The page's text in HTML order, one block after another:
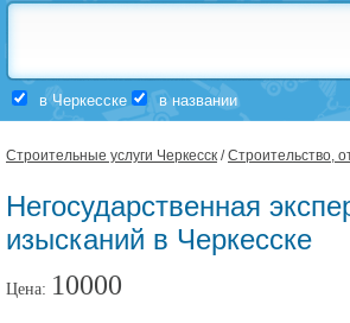
в Черкесске в названии
Строительные услуги Черкесск /Строительство,
Негосударственная
изысканий в Черкесске
Цена: 10000